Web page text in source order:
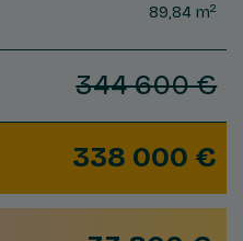
89,84 m2
344 600 €
338 000 €